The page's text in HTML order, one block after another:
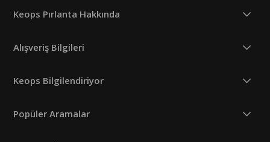
Keops Pırlanta Hakkında
Alışveriş Bilgileri
Keops Bilgilendiriyor
Popüler Aramalar